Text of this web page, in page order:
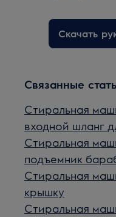
Скачать
Связанные
Стиральная
входной шланг
Стиральная
подъемник
Стиральная
крышку
Стиральная